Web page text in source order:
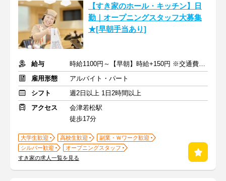
【すき家のホール・キッチン】日
勤｜オープニングスタッフ大募集
★[早朝手当あり]
給与
時給1100円～【早朝】時給+150円 ※交通費支給
雇用形態
アルバイト・パート
シフト
週2日以上 1日2時間以上
アクセス
会津若松駅
徒歩17分
大学生歓迎 高校生歓迎
副業・Ｗワーク歓迎
シルバー歓迎
オープニングスタッフ
すき家の求人一覧を見る